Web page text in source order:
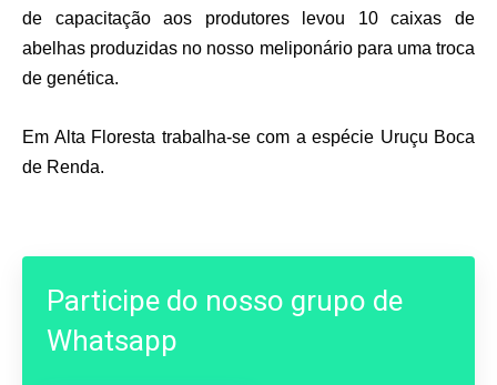
de capacitação aos produtores levou 10 caixas de
abelhas produzidas no nosso meliponário para uma troca
de genética.
Em Alta Floresta trabalha-se com a espécie Uruçu Boca
de Renda.
Participe do nosso grupo de
Whatsapp